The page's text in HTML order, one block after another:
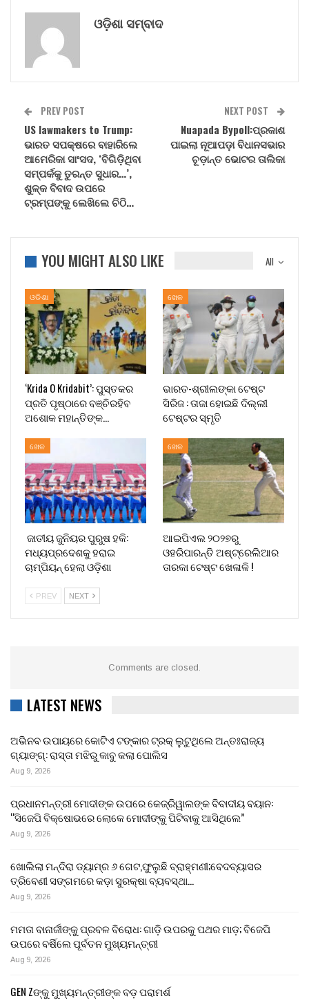
ଓଡ଼ିଶା ସମ୍ବାଦ
PREV POST
US lawmakers to Trump:
ଭାରତ ସପକ୍ଷରେ ବାହାରିଲେ
ଆମେରିକା ସାଂସଦ, ‘ବିଗିଡ଼ିଥିବା
ସମ୍ପର୍କକୁ ତୁରନ୍ତ ସୁଧାର…’,
ଶୁଳ୍କ ବିବାଦ ଉପରେ
ଟ୍ରମ୍ପଙ୍କୁ ଲେଖିଲେ ଚିଠି…
NEXT POST
Nuapada Bypoll:ପ୍ରକାଶ
ପାଇଲା ନୂଆପଡ଼ା ବିଧାନସଭାର
ଚୂଡ଼ାନ୍ତ ଭୋଟର ତାଲିକା
All
YOU MIGHT ALSO LIKE
ଓଡିଶା
‘Krida O Kridabit’: ପୁସ୍ତକର
ପ୍ରତି ପୃଷ୍ଠାରେ ବଞ୍ଚିରହିବ
ଅଶୋକ ମହାନ୍ତିଙ୍କ…
ଖେଳ
ଭାରତ-ଶ୍ରୀଲଙ୍କା ଟେଷ୍ଟ
ସିରିଜ : ତାଜା ହୋଇଛି ଦିଲ୍ଲୀ
ଟେଷ୍ଟର ସ୍ମୃତି
ଖେଳ
ଜାତୀୟ ଜୁନିୟର ପୁରୁଷ ହକି:
ମଧ୍ୟପ୍ରଦେଶକୁ ହରାଇ
ଚାମ୍ପିୟନ୍ ହେଲା ଓଡ଼ିଶା
ଖେଳ
ଆଇପିଏଲ ୨୦୨୭ରୁ
ଓହରିପାରନ୍ତି ଅଷ୍ଟ୍ରେଲିଆର
ତାରକା ଟେଷ୍ଟ ଖେଳାଳି !
PREV NEXT
Comments are closed.
LATEST NEWS
ଅଭିନବ ଉପାୟରେ କୋଟିଏ ଟଙ୍କାର ଟ୍ରକ୍ ଲୁଟୁଥିଲେ ଅନ୍ତଃରାଜ୍ୟ
ଗ୍ୟାଙ୍ଗ୍: ରାସ୍ତା ମଝିରୁ କାବୁ କଲା ପୋଲିସ
Aug 9, 2026
ପ୍ରଧାନମନ୍ତ୍ରୀ ମୋଦୀଙ୍କ ଉପରେ କେଜ୍ରିୱାଲଙ୍କ ବିବାଦୀୟ ବୟାନ:
“ସିଜେପି ବିକ୍ଷୋଭରେ ଲୋକେ ମୋଦୀଙ୍କୁ ପିଟିବାକୁ ଆସିଥିଲେ”
Aug 9, 2026
ଖୋଲିଲା ମନ୍ଦିରା ଡ୍ୟାମ୍‌ର ୬ ଗେଟ,ଫୁଲୁଛି ବ୍ରାହ୍ମଣୀ;ବେଦବ୍ୟାସର
ତ୍ରିବେଣୀ ସଙ୍ଗମରେ କଡ଼ା ସୁରକ୍ଷା ବ୍ୟବସ୍ଥା…
Aug 9, 2026
ମମତା ବାନାର୍ଜୀଙ୍କୁ ପ୍ରବଳ ବିରୋଧ: ଗାଡ଼ି ଉପରକୁ ପଥର ମାଡ଼; ବିଜେପି
ଉପରେ ବର୍ଷିଲେ ପୂର୍ବତନ ମୁଖ୍ୟମନ୍ତ୍ରୀ
Aug 9, 2026
GEN Zଙ୍କୁ ମୁଖ୍ୟମନ୍ତ୍ରୀଙ୍କ ବଡ଼ ପରାମର୍ଶ